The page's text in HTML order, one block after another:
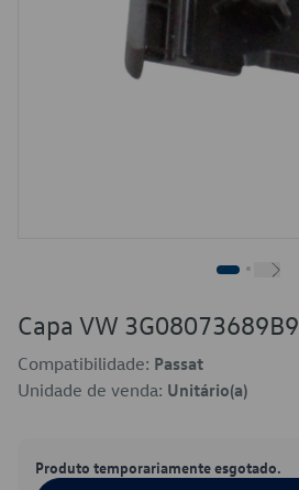
Capa VW 3G08073689B9
Compatibilidade: Passat
Unidade de venda: Unitário(a)
Produto temporariamente esgotado.